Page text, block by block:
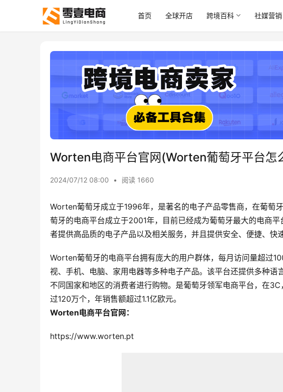
首页 全球开店 跨境百科 社媒营销
Worten电商平台官网(Worten葡萄牙平台怎
2024/07/12 08:00 • 阅读 1660
Worten葡萄牙成立于1996年，是著名的电子产品零售商，在葡萄
萄牙的电商平台成立于2001年，目前已经成为葡萄牙最大的电商
者提供高品质的电子产品以及相关服务，并且提供安全、便捷、快
Worten葡萄牙的电商平台拥有庞大的用户群体，每月访问量超过
视、手机、电脑、家用电器等多种电子产品。该平台还提供多种
不同国家和地区的消费者进行购物。是葡萄牙领军电商平台，在
过120万个，年销售额超过1.1亿欧元。
Worten电商平台官网：
https://www.worten.pt